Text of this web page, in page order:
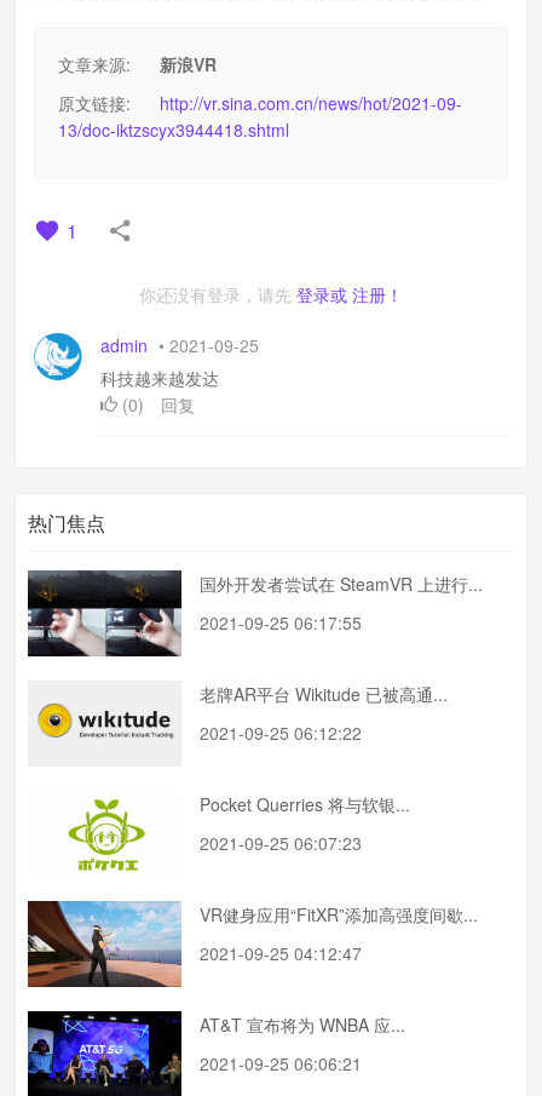
文章来源:
新浪VR
原文链接:
http://vr.sina.com.cn/news/hot/2021-09-
13/doc-iktzscyx3944418.shtml
1
你还没有登录，请先 登录或 注册！
admin • 2021-09-25
科技越来越发达
(0) 回复
热门焦点
国外开发者尝试在 SteamVR 上进行...
2021-09-25 06:17:55
老牌AR平台 Wikitude 已被高通...
2021-09-25 06:12:22
Pocket Querries 将与软银...
2021-09-25 06:07:23
VR健身应用“FitXR”添加高强度间歇...
2021-09-25 04:12:47
AT&T 宣布将为 WNBA 应...
2021-09-25 06:06:21